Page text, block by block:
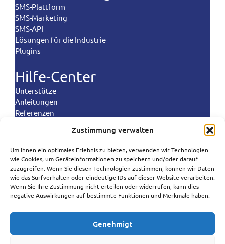
Zustimmung verwalten
Um Ihnen ein optimales Erlebnis zu bieten, verwenden wir Technologien
wie Cookies, um Geräteinformationen zu speichern und/oder darauf
zuzugreifen. Wenn Sie diesen Technologien zustimmen, können wir Daten
wie das Surfverhalten oder eindeutige IDs auf dieser Website verarbeiten.
Wenn Sie Ihre Zustimmung nicht erteilen oder widerrufen, kann dies
negative Auswirkungen auf bestimmte Funktionen und Merkmale haben.
Genehmigt
SMS-Plattform
SMS-Marketing
SMS-API
Lösungen für die Industrie
Plugins
Hilfe-Center
Unterstütze
Anleitungen
Referenzen
Politik
Bedingungen und Konditionen
Datenschutzrichtlinie
Politik der Datenverarbeitung
Cookie-Richtlinie
SureSMS ApS | Industriholmen 82, 2650 Hvidovre,
Español
Português
Polski